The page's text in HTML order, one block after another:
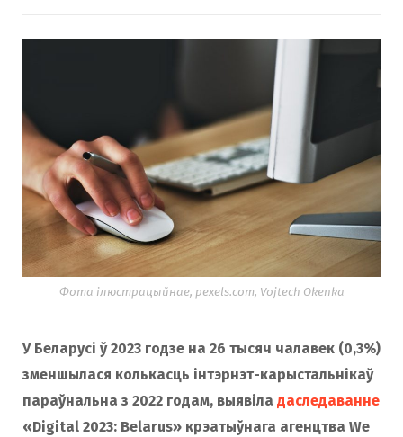
Фота ілюстрацыйнае, pexels.com, Vojtech Okenka
У Беларусі ў 2023 годзе на 26 тысяч чалавек (0,3%)
зменшылася колькасць інтэрнэт-карыстальнікаў
параўнальна з 2022 годам, выявіла даследаванне
«Digital 2023: Belarus» крэатыўнага агенцтва We